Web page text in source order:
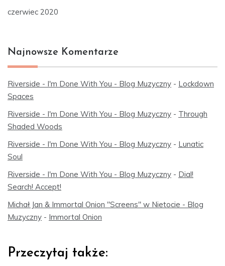
czerwiec 2020
Najnowsze Komentarze
Riverside - I'm Done With You - Blog Muzyczny - Lockdown
Spaces
Riverside - I'm Done With You - Blog Muzyczny - Through
Shaded Woods
Riverside - I'm Done With You - Blog Muzyczny - Lunatic
Soul
Riverside - I'm Done With You - Blog Muzyczny - Dial!
Search! Accept!
Michał Jan & Immortal Onion "Screens" w Nietocie - Blog
Muzyczny - Immortal Onion
Przeczytaj także: